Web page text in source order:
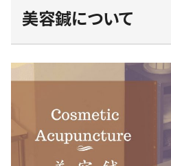
美容鍼について